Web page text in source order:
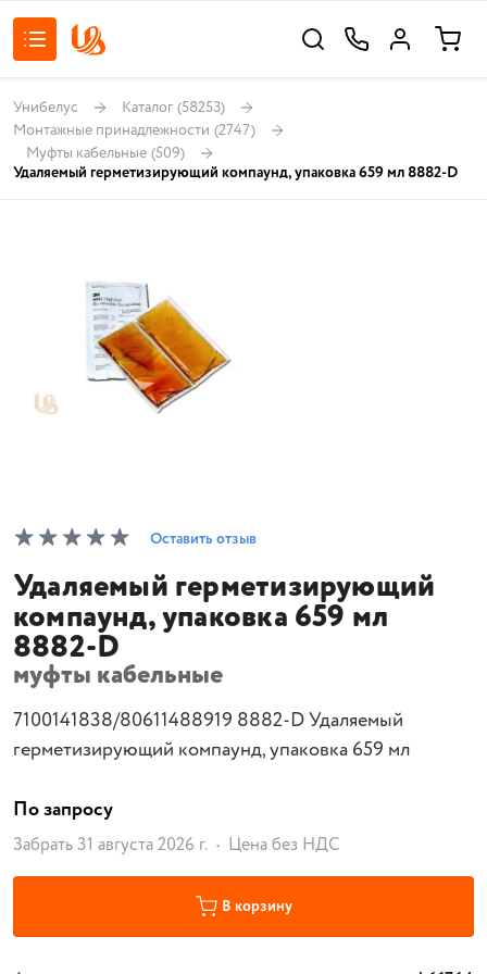
Унибелус Каталог (58253)
Монтажные принадлежности (2747)
Муфты кабельные (509)
Удаляемый герметизирующий компаунд, упаковка 659 мл 8882-D
Оставить отзыв
Удаляемый герметизирующий
компаунд, упаковка 659 мл
8882-D
муфты кабельные
7100141838/80611488919 8882-D Удаляемый
герметизирующий компаунд, упаковка 659 мл
По запросу
Забрать 31 августа 2026 г. Цена без НДС
В корзину